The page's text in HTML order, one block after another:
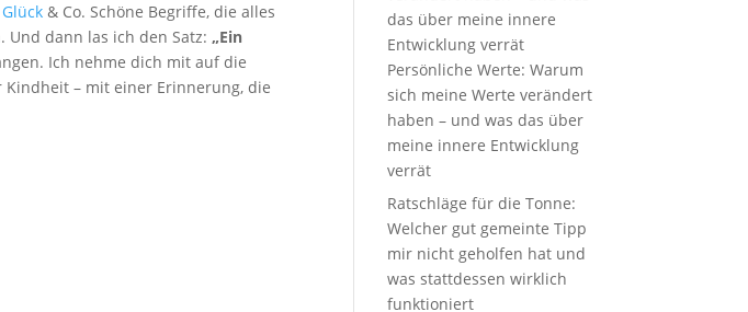
Glück & Co. Schöne Begriffe, die alles
Und dann las ich den Satz:„Ein
Ich nehme dich mit auf die
– mit einer Erinnerung, die
Persönliche Werte: Warum
sich meine Werte verändert
haben – und was das über
meine innere Entwicklung
verrät
Ratschläge für die Tonne:
Welcher gut gemeinte Tipp
mir nicht geholfen hat und
was stattdessen wirklich
funktioniert